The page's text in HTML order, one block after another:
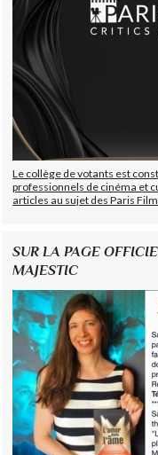
Le collège de votants est
professionnels de cinéma et
articles au sujet des Paris
SUR LA PAGE
MAJESTIC